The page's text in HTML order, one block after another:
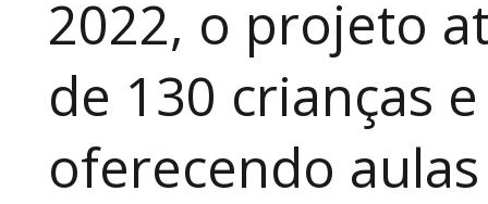
2022, o projeto
de 130 crianças
oferecendo